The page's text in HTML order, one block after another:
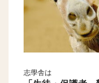
志學舎は